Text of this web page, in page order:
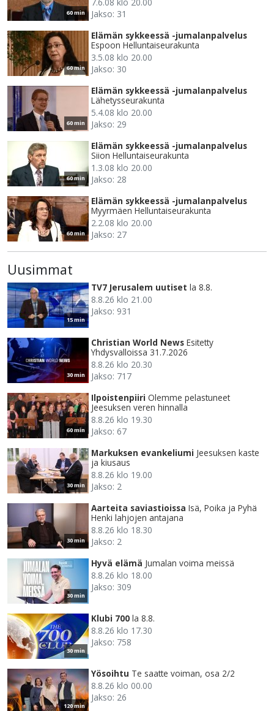
60 min
Jakso: 31
60 min
Elämän sykkeessä -jumalanpalvelus
Espoon Helluntaiseurakunta
3.5.08 klo 20.00
Jakso: 30
60 min
Elämän sykkeessä -jumalanpalvelus
Lähetysseurakunta
5.4.08 klo 20.00
Jakso: 29
60 min
Elämän sykkeessä -jumalanpalvelus
Siion Helluntaiseurakunta
1.3.08 klo 20.00
Jakso: 28
60 min
Elämän sykkeessä -jumalanpalvelus
Myyrmäen Helluntaiseurakunta
2.2.08 klo 20.00
Jakso: 27
Uusimmat
15 min
TV7 Jerusalem uutiset la 8.8.
8.8.26 klo 21.00
Jakso: 931
30 min
Christian World News Esitetty
Yhdysvalloissa 31.7.2026
8.8.26 klo 20.30
Jakso: 717
60 min
Ilpoistenpiiri Olemme pelastuneet
Jeesuksen veren hinnalla
8.8.26 klo 19.30
Jakso: 67
30 min
Markuksen evankeliumi Jeesuksen kaste
ja kiusaus
8.8.26 klo 19.00
Jakso: 2
30 min
Aarteita saviastioissa Isä, Poika ja Pyhä
Henki lahjojen antajana
8.8.26 klo 18.30
Jakso: 2
30 min
Hyvä elämä Jumalan voima meissä
8.8.26 klo 18.00
Jakso: 309
30 min
Klubi 700 la 8.8.
8.8.26 klo 17.30
Jakso: 758
120 min
Yösoihtu Te saatte voiman, osa 2/2
8.8.26 klo 00.00
Jakso: 26